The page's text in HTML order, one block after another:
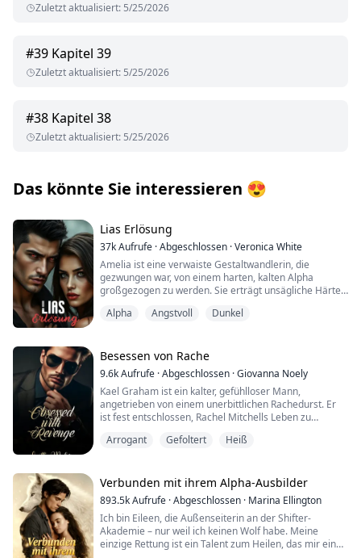
Zuletzt aktualisiert: 5/25/2026
#39 Kapitel 39
Zuletzt aktualisiert: 5/25/2026
#38 Kapitel 38
Zuletzt aktualisiert: 5/25/2026
Das könnte Sie interessieren 😍
Lias Erlösung
37kAufrufe ·Abgeschlossen ·Veronica White
Amelia ist eine verwaiste Gestaltwandlerin, die
gezwungen war, von einem harten, kalten Alpha
großgezogen zu werden. Sie erträgt unsägliche Härten
gefangen, auf Gnade des Alphas angewiesen. Eine
vorbestimmter Gefährte offenbart. Die Hitze ist
augenblicklich, als die Bindung zwischen den beiden
entsteht. Amelia schöpft endlich Hoffnung, dass sie ein
normales, sicheres Leben führen kann, als ihr
vorbestimmter Gefährte sie von ihrem grausamen
Alpha weg und zu ihrem zukünftigen Rudel bringt, wo
sie deren Luna werden soll. Aber nicht alles ist, wie es
scheint. Ist Landon Ironclaw vom Noble Claw Pack die
fertig werden muss? Um zu überwinden. Um erlöst zu
werden?
Begleite mich in dieser düsteren Liebesgeschichte über
vorbestimmte Gefährten mit Wolfsgestaltwandlern. Es
wird viele versteckte Wendungen und Drama mit jeder
Alpha Angstvoll Dunkel
Besessen von Rache
9.6kAufrufe ·Abgeschlossen ·Giovanna Noely
Kael Graham ist ein kalter, gefühlloser Mann,
angetrieben von einem unerbittlichen Rachedurst. Er
ist fest entschlossen, Rachel Mitchells Leben zu
erreichen. Zu diesem Zweck lockt Kael Rachel in eine
Wer wird nun aus diesem Spiel aus Rache und
Vergnügen als Sieger hervorgehen?
Arrogant Gefoltert Heiß
Verbunden mit ihrem Alpha-Ausbilder
893.5kAufrufe ·Abgeschlossen · Marina Ellington
Ich bin Eileen, die Außenseiterin an der Shifter-
Akademie – nur weil ich keinen Wolf habe. Meine
einzige Rettung ist ein Talent zum Heilen, das mir einen